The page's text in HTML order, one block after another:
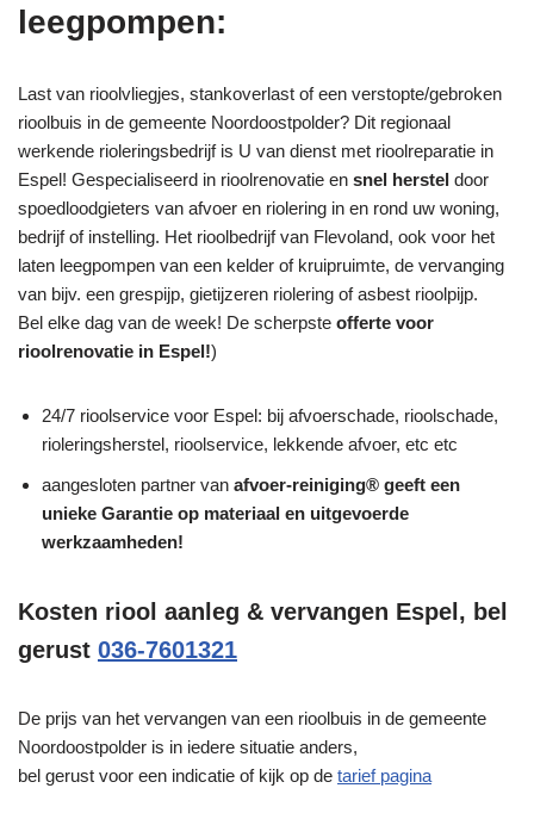
leegpompen:
Last van rioolvliegjes, stankoverlast of een verstopte/gebroken
rioolbuis in de gemeente Noordoostpolder? Dit regionaal
werkende rioleringsbedrijf is U van dienst met rioolreparatie in
Espel! Gespecialiseerd in rioolrenovatie en snel herstel door
spoedloodgieters van afvoer en riolering in en rond uw woning,
bedrijf of instelling. Het rioolbedrijf van Flevoland, ook voor het
laten leegpompen van een kelder of kruipruimte, de vervanging
van bijv. een grespijp, gietijzeren riolering of asbest rioolpijp.
Bel elke dag van de week! De scherpste offerte voor
rioolrenovatie in Espel!)
24/7 rioolservice voor Espel: bij afvoerschade, rioolschade,
rioleringsherstel, rioolservice, lekkende afvoer, etc etc
aangesloten partner van afvoer-reiniging® geeft een
unieke Garantie op materiaal en uitgevoerde
werkzaamheden!
Kosten riool aanleg & vervangen Espel, bel
gerust 036-7601321
De prijs van het vervangen van een rioolbuis in de gemeente
Noordoostpolder is in iedere situatie anders,
bel gerust voor een indicatie of kijk op de tarief pagina